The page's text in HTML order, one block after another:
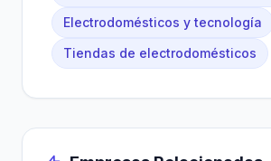
Electrodomésticos y tecnología
Tiendas de electrodomésticos